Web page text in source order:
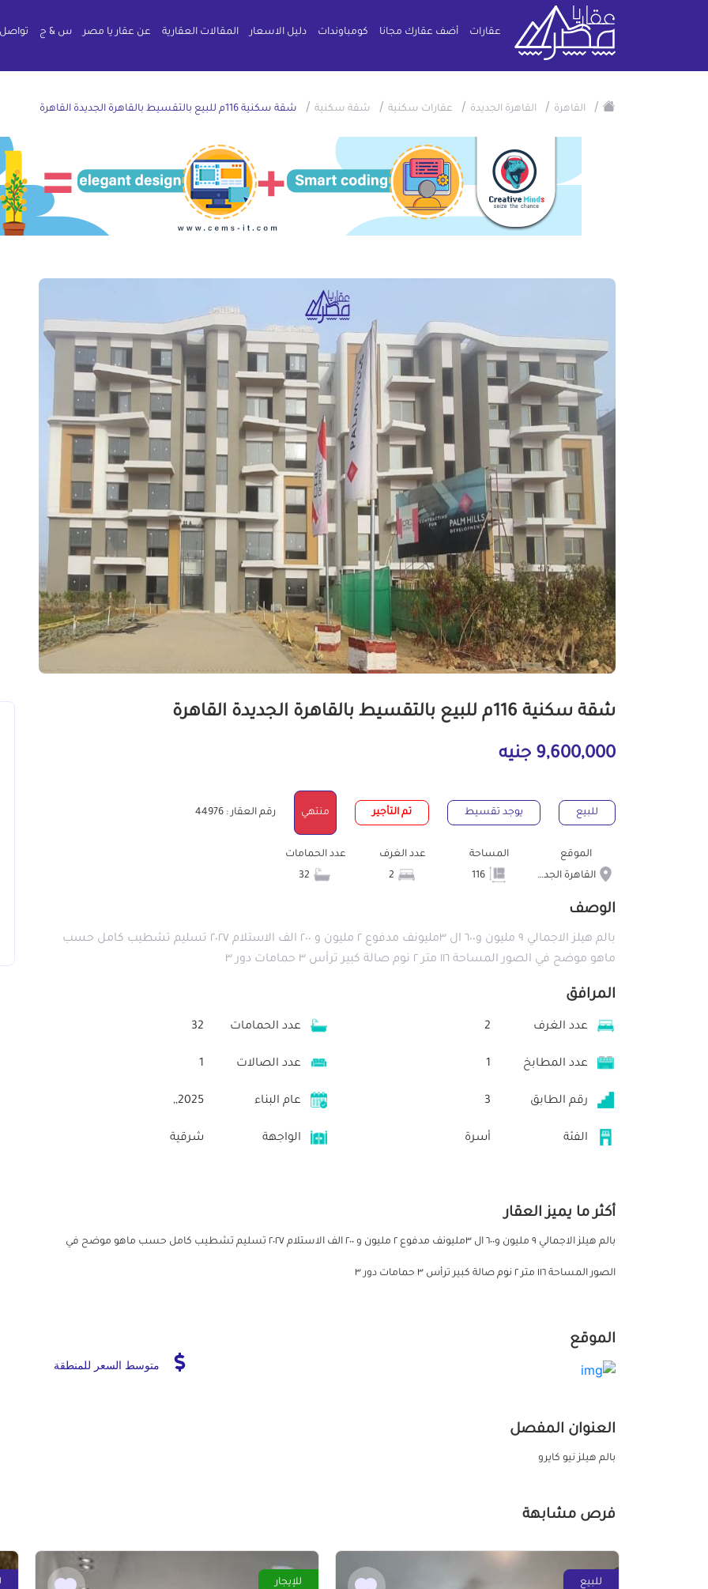
عقارات أضف عقارك مجانا كومباوندات دليل الاسعار المقالات العقارية عن عقار يا مصر س & ج
/ القاهرة / القاهرة الجديدة / عقارات سكنية / شقة سكنية / شقة سكنية 116م للبيع بالتقسيط بالقاهرة الجديدة القاهرة
شقة سكنية 116م للبيع بالتقسيط بالقاهرة الجديدة القاهرة
9,600,000 جنيه
للبيع يوجد تقسيط تم التأجير منتهي رقم العقار : 44976
الموقع
القاهرة الجديدة
المساحة
116
عدد الغرف
عدد الحمامات
الوصف
بالم هيلز الاجمالي ٩ مليون و٦٠٠ ال ٣مليونف مدفوع ٢ مليون و ٢٠٠ الف الاستلام ٢٠٢٧ تسليم تشطيب كامل حسب
ماهو موضح في الصور المساحة ١١٦ متر ٢ نوم صالة كبير ترأس ٣ حمامات دور ٣
المرافق
عدد الغرف 2 عدد الحمامات 32
عدد المطابخ 1 عدد الصالات 1
رقم الطابق 3 عام البناء 2025,,
الفئة أسرة الواجهة شرقية
أكثر ما يميز العقار
بالم هيلز الاجمالي ٩ مليون و٦٠٠ ال ٣مليونف مدفوع ٢ مليون و ٢٠٠ الف الاستلام ٢٠٢٧ تسليم تشطيب كامل حسب ماهو موضح في
الصور المساحة ١١٦ متر ٢ نوم صالة كبير ترأس ٣ حمامات دور ٣
الموقع
متوسط السعر للمنطقة
العنوان المفصل
بالم هيلز نيو كايرو
فرص مشابهة
للبيع للإيجار